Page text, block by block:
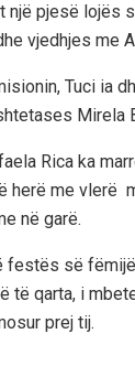
një pjesë lojës
vjedhjes me
Tuci ia
Mirela
Rica ka
herë me vlerë
në garë.
festës së
të qarta, i
prej tij.